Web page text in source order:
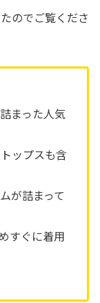
のでご覧くださ
まった人気
ップスも含
が詰まって
すぐに着用